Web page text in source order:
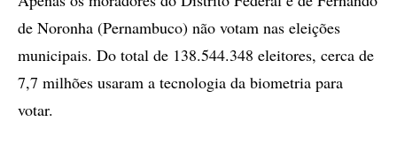
de Noronha (Pernambuco) não votam nas eleições
municipais. Do total de 138.544.348 eleitores, cerca de
7,7 milhões usaram a tecnologia da biometria para
votar.